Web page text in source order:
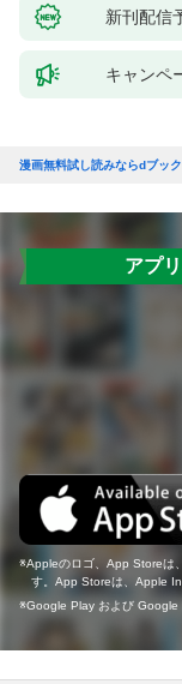
新刊配信
キャンペ
漫画無料試し読みならdブック
アプ
Appleのロゴ、App Storeは
す。App Storeは、Apple
Google Play および Google